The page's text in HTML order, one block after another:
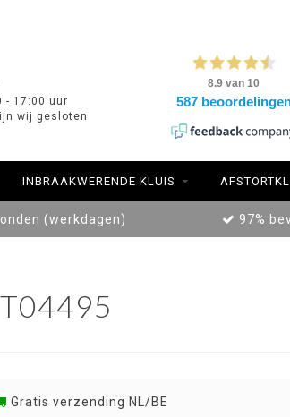
- 17:00 uur
wij gesloten
INBRAAKWERENDE KLUIS
(werkdagen) 97%
Gratis verzending NL/BE